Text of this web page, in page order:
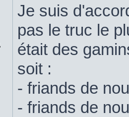
Je suis
pas le truc le
était des
soit :
- friands de
- friands de